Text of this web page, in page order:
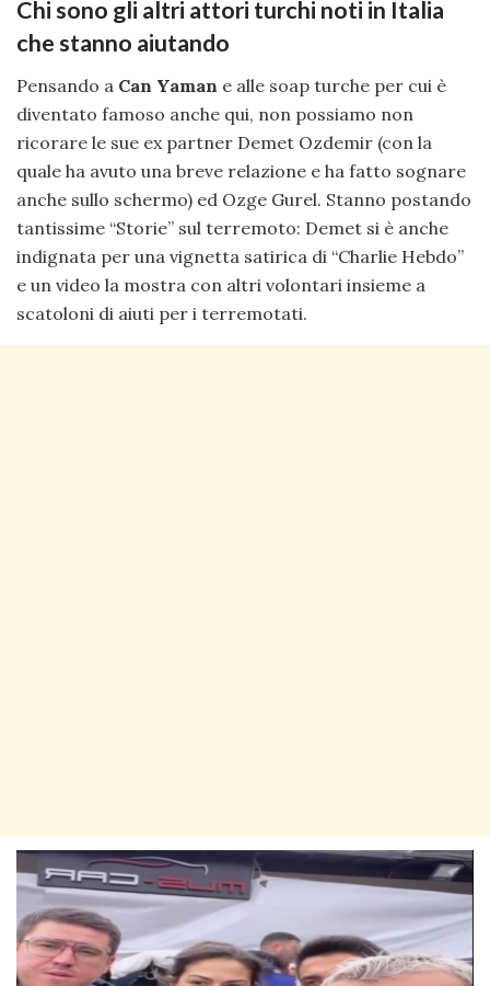
Chi sono gli altri attori turchi noti in Italia
che stanno aiutando
Pensando a Can Yaman e alle soap turche per cui è
diventato famoso anche qui, non possiamo non
ricorare le sue ex partner Demet Ozdemir (con la
quale ha avuto una breve relazione e ha fatto sognare
anche sullo schermo) ed Ozge Gurel. Stanno postando
tantissime “Storie” sul terremoto: Demet si è anche
indignata per una vignetta satirica di “Charlie Hebdo”
e un video la mostra con altri volontari insieme a
scatoloni di aiuti per i terremotati.